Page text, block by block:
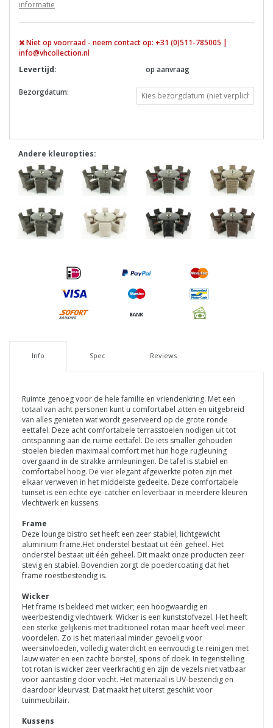
informatie
Niet op voorraad - neem contact op: +31 (0)511-785005 |
info@vhcollection.nl
Levertijd:
op aanvraag
Bezorgdatum:
Andere kleuropties:
Info Spec Reviews
Ruimte genoeg voor de hele familie en vriendenkring. Met een
totaal van acht personen kunt u comfortabel zitten en uitgebreid
van alles genieten wat wordt geserveerd op de grote ronde
eettafel. Deze acht comfortabele terrasstoelen nodigen uit tot
ontspanning aan de ruime eettafel. De iets smaller gehouden
stoelen bieden maximaal comfort met hun hoge rugleuning
overgaand in de strakke armleuningen. De tafel is stabiel en
comfortabel hoog. De vier elegant afgewerkte poten zijn met
elkaar verweven in het middelste gedeelte. Deze comfortabele
tuinset is een echte eye-catcher en leverbaar in meerdere kleuren
vlechtwerk en kussens.
Frame
Deze lounge bistro set heeft een zeer stabiel, lichtgewicht
aluminium frame.Het onderstel bestaat uit één geheel. Het
onderstel bestaat uit één geheel. Dit maakt onze producten zeer
stevig en stabiel. Bovendien zorgt de poedercoating dat het
frame roestbestendig is.
Wicker
Het frame is bekleed met wicker; een hoogwaardig en
weerbestendig vlechtwerk. Wicker is een kunststofvezel. Het heeft
een sterke gelijkenis met traditioneel rotan maar heeft veel meer
voordelen. Zo is het materiaal minder gevoelig voor
weersinvloeden, volledig waterdicht en eenvoudig te reinigen met
lauw water en een zachte borstel, spons of doek. In tegenstelling
tot rotan is wicker zeer veerkrachtig en zijn de vezels niet vatbaar
voor aantasting door vocht. Het materiaal is UV-bestendig en
daardoor kleurvast. Dat maakt het uiterst geschikt voor
tuinmeubilair.
Kussens